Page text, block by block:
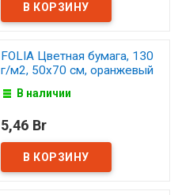
FOLIA Цветная бумага, 130
г/м2, 50х70 см, оранжевый
В наличии
5,46 Br